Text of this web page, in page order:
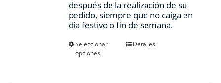
después de la realización de su
pedido, siempre que no caiga en
día festivo o fin de semana.
Seleccionar
opciones
EsteDetalles